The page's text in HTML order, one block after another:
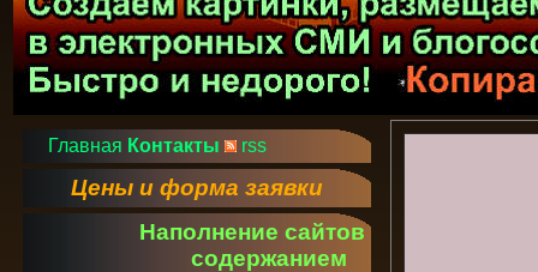
Главная Контакты rss
Цены и форма заявки
Наполнение сайтов
содержанием